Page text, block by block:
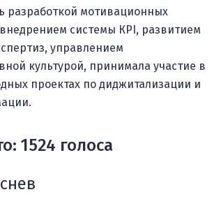
разработкой мотивационных
системы КРІ, развитием
управлением
культурой, принимала участие в
проектах по диджитализации и
1524 голоса